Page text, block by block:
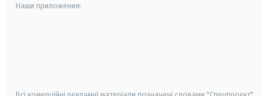
Наши приложения: